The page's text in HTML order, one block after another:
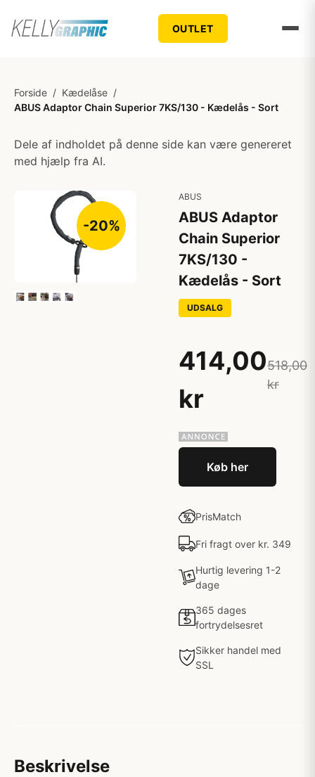
OUTLET
Forside / Kædelåse /
ABUS Adaptor Chain Superior 7KS/130 - Kædelås - Sort
Dele af indholdet på denne side kan være genereret
med hjælp fra AI.
-20%
ABUS
ABUS Adaptor
Chain Superior
7KS/130 -
Kædelås - Sort
UDSALG
414,00
kr
518,00
kr
Køb her
PrisMatch
Fri fragt over kr. 349
Hurtig levering 1-2
dage
365 dages
fortrydelsesret
Sikker handel med
SSL
Beskrivelse